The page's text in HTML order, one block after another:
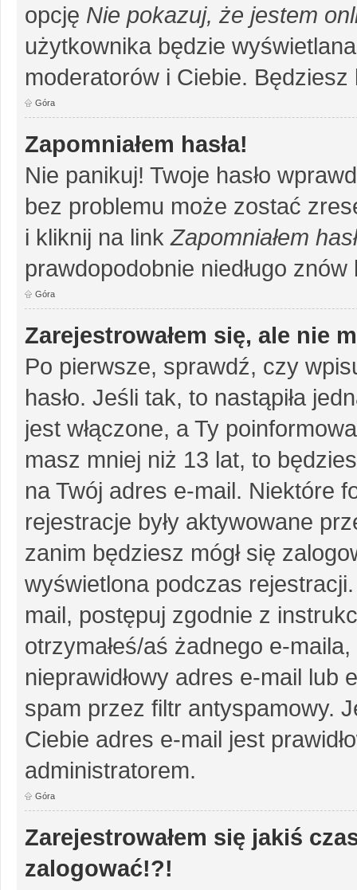
opcję Nie pokazuj, że jestem
użytkownika będzie
moderatorów i Ciebie.
Góra
Zapomniałem hasła!
Nie panikuj! Twoje hasło
bez problemu może zostać
i kliknij na link Zapomniałem
prawdopodobnie niedługo
Góra
Zarejestrowałem się, ale nie
Po pierwsze, sprawdź, czy
hasło. Jeśli tak, to nastąpiła
jest włączone, a Ty
masz mniej niż 13 lat, to
na Twój adres e-mail. Niektóre
rejestracje były aktywowane
zanim będziesz mógł się
wyświetlona podczas
mail, postępuj zgodnie z
otrzymałeś/aś żadnego e-
nieprawidłowy adres e-mail lub
spam przez filtr antyspamowy.
Ciebie adres e-mail jest
administratorem.
Góra
Zarejestrowałem się jakiś
zalogować!?!